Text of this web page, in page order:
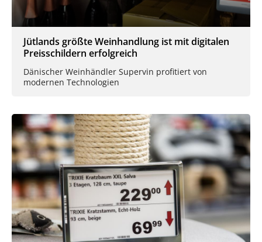
Jütlands größte Weinhandlung ist mit digitalen
Preisschildern erfolgreich
Dänischer Weinhändler Supervin profitiert von
modernen Technologien